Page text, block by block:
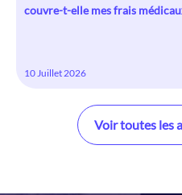
couvre-t-elle mes frais
10 Juillet 2026
Voir toutes les